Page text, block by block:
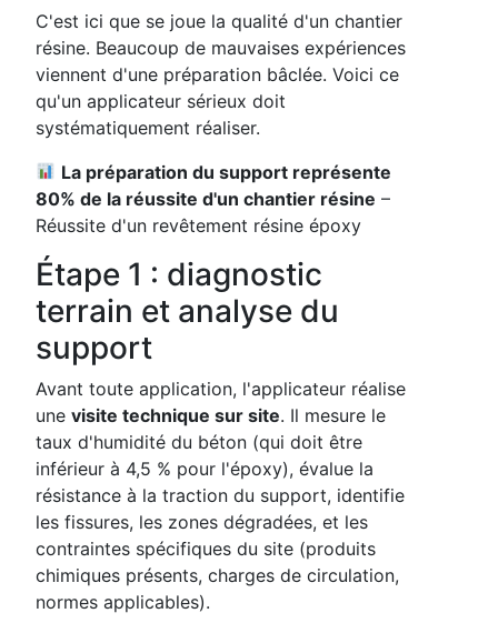
C'est ici que se joue la qualité d'un chantier
résine. Beaucoup de mauvaises expériences
viennent d'une préparation bâclée. Voici ce
qu'un applicateur sérieux doit
systématiquement réaliser.
La préparation du support représente
80% de la réussite d'un chantier résine –
Réussite d'un revêtement résine époxy
Étape 1 : diagnostic
terrain et analyse du
support
Avant toute application, l'applicateur réalise
une visite technique sur site. Il mesure le
taux d'humidité du béton (qui doit être
inférieur à 4,5 % pour l'époxy), évalue la
résistance à la traction du support, identifie
les fissures, les zones dégradées, et les
contraintes spécifiques du site (produits
chimiques présents, charges de circulation,
normes applicables).